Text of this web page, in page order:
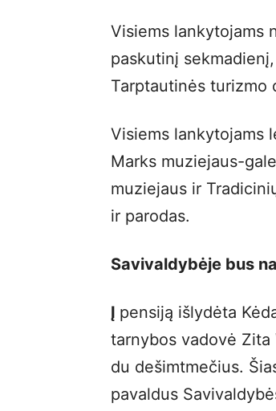
Visiems lankytojams
paskutinį
Tarptautinės turizmo
Visiems lankytojams
Marks muziejaus-
muziejaus ir
ir parodas.
Savivaldybėje bus
Į pensiją išlydėta
tarnybos vadovė Zita
du dešimtmečius.
pavaldus